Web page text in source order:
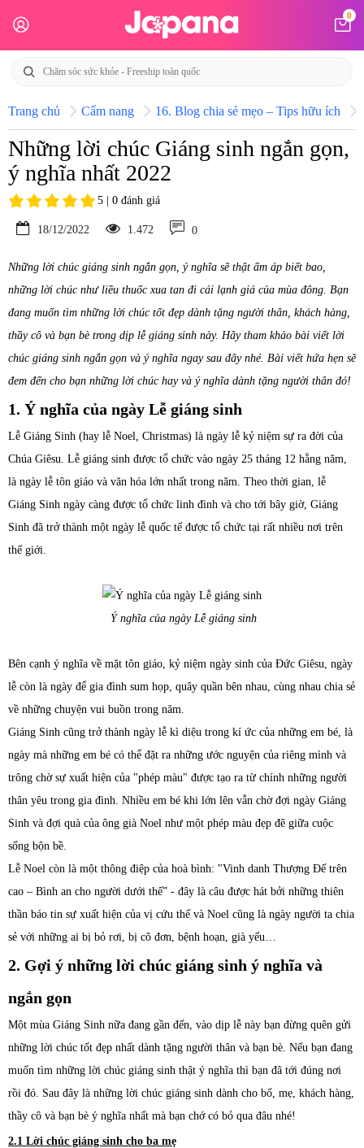
0
Trang chủ Cẩm nang 16. Blog chia sẻ mẹo – Tips hữu ích
Những lời chúc Giáng sinh ngắn gọn,
ý nghĩa nhất 2022
5 | 0 đánh giá
18/12/2022 1.472 0
Những lời chúc giáng sinh ngắn gọn, ý nghĩa sẽ thật ấm áp biết bao,
những lời chúc như liều thuốc xua tan đi cái lạnh giá của mùa đông. Bạn
đang muốn tìm những lời chúc tốt đẹp dành tặng người thân, khách hàng,
thầy cô và bạn bè trong dịp lễ giáng sinh này. Hãy tham khảo bài viết lời
chúc giáng sinh ngắn gọn và ý nghĩa ngay sau đây nhé. Bài viết hứa hẹn sẽ
đem đến cho bạn những lời chúc hay và ý nghĩa dành tặng người thân đó!
1. Ý nghĩa của ngày Lễ giáng sinh
Lễ Giáng Sinh (hay lễ Noel, Christmas) là ngày lễ kỷ niệm sự ra đời của
Chúa Giêsu. Lễ giáng sinh được tổ chức vào ngày 25 tháng 12 hằng năm,
là ngày lễ tôn giáo và văn hóa lớn nhất trong năm. Theo thời gian, lễ
Giáng Sinh ngày càng được tổ chức linh đình và cho tới bây giờ, Giáng
Sinh đã trở thành một ngày lễ quốc tế được tổ chức tại rất nhiều nơi trên
thế giới.
Ý nghĩa của ngày Lễ giáng sinh
Bên cạnh ý nghĩa về mặt tôn giáo, kỷ niệm ngày sinh của Đức Giêsu, ngày
lễ còn là ngày để gia đình sum họp, quây quần bên nhau, cùng nhau chia sẻ
về những chuyện vui buồn trong năm.
Giáng Sinh cũng trở thành ngày lễ kì diệu trong kí ức của những em bé, là
ngày mà những em bé có thể đặt ra những ước nguyện của riêng mình và
trông chờ sự xuất hiện của "phép màu" được tạo ra từ chính những người
thân yêu trong gia đình. Nhiều em bé khi lớn lên vẫn chờ đợi ngày Giáng
Sinh và đợi quà của ông già Noel như một phép màu đẹp đẽ giữa cuộc
sống bộn bề.
Lễ Noel còn là một thông điệp của hoà bình: "Vinh danh Thượng Đế trên
cao – Bình an cho người dưới thế” - đây là câu được hát bởi những thiên
thần báo tin sự xuất hiện của vị cứu thế và Noel cũng là ngày người ta chia
sẻ với những ai bị bỏ rơi, bị cô đơn, bệnh hoạn, già yếu…
2. Gợi ý những lời chúc giáng sinh ý nghĩa và
ngắn gọn
Một mùa Giáng Sinh nữa đang gần đến, vào dịp lễ này bạn đừng quên gửi
những lời chúc tốt đẹp nhất dành tặng người thân và bạn bè. Nếu bạn đang
muốn tìm những lời chúc giáng sinh thật ý nghĩa thì bạn đã tới đúng nơi
rồi đó. Sau đây là những lời chúc giáng sinh dành cho bố, mẹ, khách hàng,
thầy cô và bạn bè ý nghĩa nhất mà bạn chớ có bỏ qua đâu nhé!
2.1 Lời chúc giáng sinh cho ba mẹ